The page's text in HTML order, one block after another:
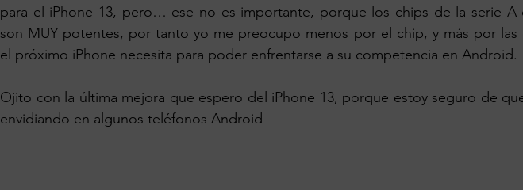
para el iPhone 13, pero… ese no es importante, porque los chips de la serie A
son MUY potentes, por tanto yo me preocupo menos por el chip, y más por las
el próximo iPhone necesita para poder enfrentarse a su competencia en Android.
Ojito con la última mejora que espero del iPhone 13, porque estoy seguro de
envidiando en algunos teléfonos Android